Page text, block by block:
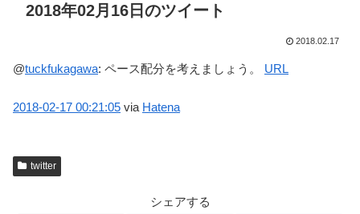
2018年02月16日のツイート
2018.02.17
@tuckfukagawa: ペース配分を考えましょう。 URL
2018-02-17 00:21:05 via Hatena
twitter
シェアする